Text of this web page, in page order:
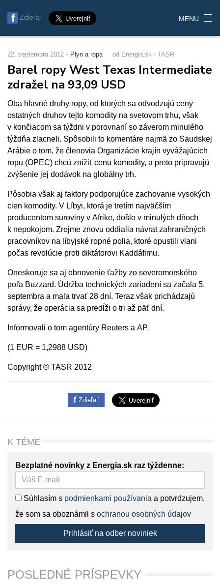
Zdieľaj MENU
22. septembra 2012 Plyn a ropa od Energia.sk TASR
Barel ropy West Texas Intermediate
zdražel na 93,09 USD
Oba hlavné druhy ropy, od ktorých sa odvodzujú ceny
ostatných druhov tejto komodity na svetovom trhu, však
v končiacom sa týždni v porovnaní so záverom minulého
týždňa zlacneli. Spôsobili to komentáre najmä zo Saudskej
Arábie o tom, že členovia Organizácie krajín vyvážajúcich
ropu (OPEC) chcú znížiť cenu komodity, a preto pripravujú
zvýšenie jej dodávok na globálny trh.
Pôsobia však aj faktory podporujúce zachovanie vysokých
cien komodity. V Líbyi, ktorá je tretím najväčším
producentom suroviny v Afrike, došlo v minulých dňoch
k nepokojom. Zrejme znovu oddialia návrat zahraničných
pracovníkov na líbyjské ropné polia, ktoré opustili vlani
počas revolúcie proti diktátorovi Kaddáfimu.
Oneskoruje sa aj obnovenie ťažby zo severomorského
poľa Buzzard. Údržba technických zariadení sa začala 5.
septembra a mala trvať 28 dní. Teraz však prichádzajú
správy, že operácia sa predĺži o tri až päť dní.
Informovali o tom agentúry Reuters a AP.
(1 EUR = 1,2988 USD)
Copyright © TASR 2012
Zdieľať
K TÉME
Bezplatné novinky z Energia.sk raz týždenne:
Súhlasím s podmienkami používania a potvrdzujem,
že som sa oboznámil s ochranou osobných údajov
Prihlásiť na odber noviniek
POSLEDNÉ PRÍSPEVKY